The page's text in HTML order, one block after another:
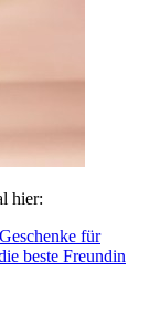
hier:
Geschenke für
beste Freundin